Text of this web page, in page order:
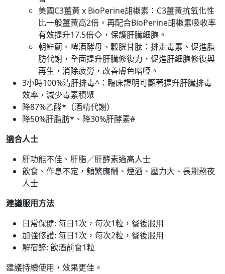
美國C3薑黃 x BioPerine胡椒素：C3薑黃抗氧化性
比一般薑黃高2倍，再配合BioPerine胡椒素吸收率
有效提升17.5倍◇，保護肝臟細胞。
朝鮮薊、啤酒酵母、穀胱甘肽：排走毒素、促進脂
肪代謝，全面提升肝臟修復力，促進肝細胞修復與
再生，消除疲勞，改善膚色暗啞。
3小時100%清肝排毒^：臨床證明可顯著提升肝臟排毒
效率，減少毒素積聚
降87%乙醛*（酒精代謝）
降50%肝脂肪*、降30%肝酵素#
適合人士
肝功能不佳、肝脂／肝酵素過高人士
飲食、作息不定，頻繁應酬、煙酒、壓力大、長期熬夜
人士
建議服用方法
日常保健: 每日1次，每次1粒，餐後服用
加強修護: 每日1次，每次2粒，餐後服用
解宿醉: 飲酒前食1粒
建議持續使用，效果更佳。